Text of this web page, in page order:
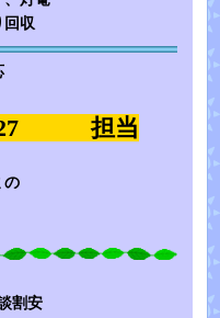
収
2127 担当
の
割安